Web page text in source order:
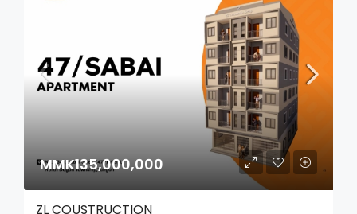
MMK135,000,000
ZL COUSTRUCTION